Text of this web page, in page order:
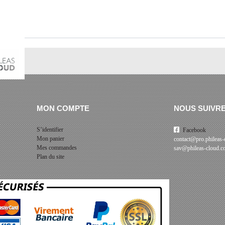
MON COMPTE
S’identifier
Mon panier
Mes commandes
Plan du site
NOUS
Facebook
sav@phileas-